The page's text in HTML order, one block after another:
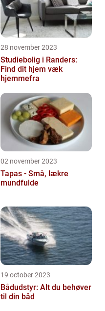
28 november 2023
Studiebolig i Randers:
Find dit hjem væk
hjemmefra
02 november 2023
Tapas - Små, lækre
mundfulde
19 october 2023
Bådudstyr: Alt du behøver
til din båd